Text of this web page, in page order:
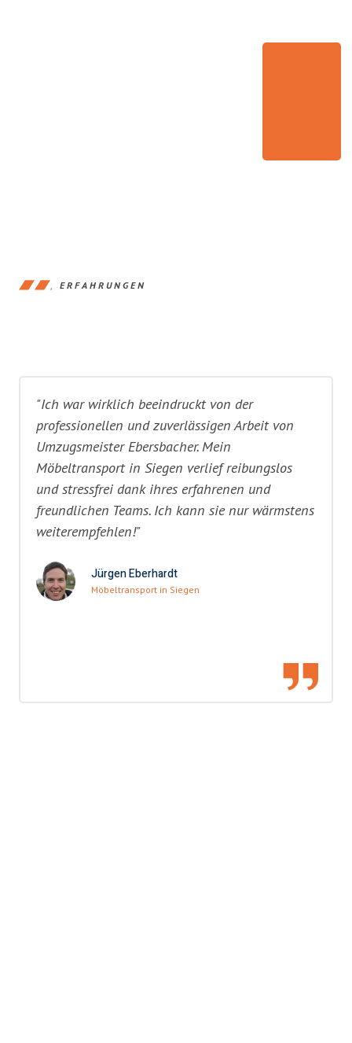
ERFAHRUNGEN
"Ich war wirklich beeindruckt von der
professionellen und zuverlässigen Arbeit von
Umzugsmeister Ebersbacher. Mein
Möbeltransport in Siegen verlief reibungslos
und stressfrei dank ihres erfahrenen und
freundlichen Teams. Ich kann sie nur wärmstens
weiterempfehlen!"
Jürgen Eberhardt
Möbeltransport in Siegen